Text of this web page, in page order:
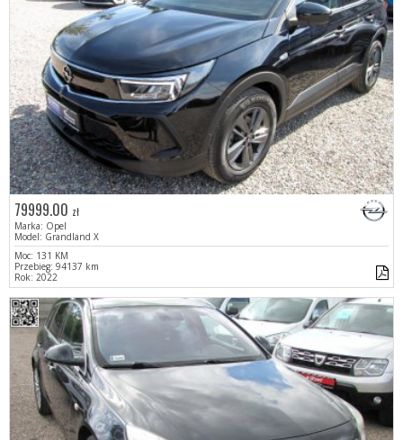
79999.00 zł
Marka: Opel
Model: Grandland X
Moc: 131 KM
Przebieg: 94137 km
Rok: 2022